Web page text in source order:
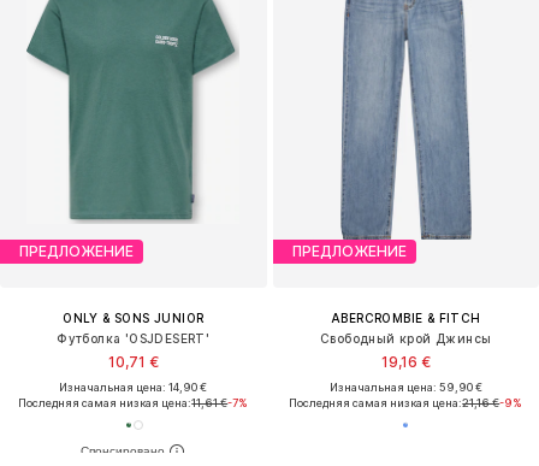
ПРЕДЛОЖЕНИЕ
ONLY & SONS JUNIOR
Футболка 'OSJDESERT'
10,71 €
Изначальная цена: 14,90 €
Последняя самая низкая цена:11,61 €-7%
ПРЕДЛОЖЕНИЕ
ABERCROMBIE & FITCH
Свободный крой Джинсы
19,16 €
Изначальная цена: 59,90 €
Последняя самая низкая цена:21,16 €-9%